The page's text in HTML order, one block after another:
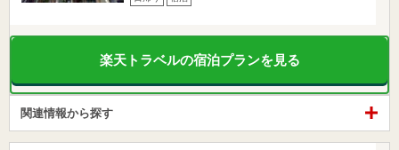
楽天トラベルの宿泊プランを見る
関連情報から探す